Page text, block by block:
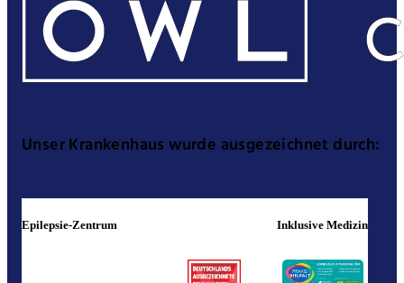
Unser Krankenhaus wurde ausgezeichnet durch:
Epilepsie-Zentrum Inklusive Medizin